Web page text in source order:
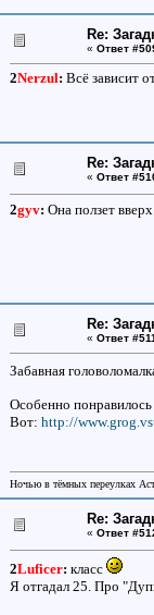
Re:
« Ответ
2Nerzul: Всё зависит
Re:
« Ответ
2gyv: Она ползет
Re:
« Ответ
Забавная
Особенно
Вот: http://
Ночью в тёмных переулках
Re:
« Ответ
2Luficer: класс
Я отгадал 25. Про